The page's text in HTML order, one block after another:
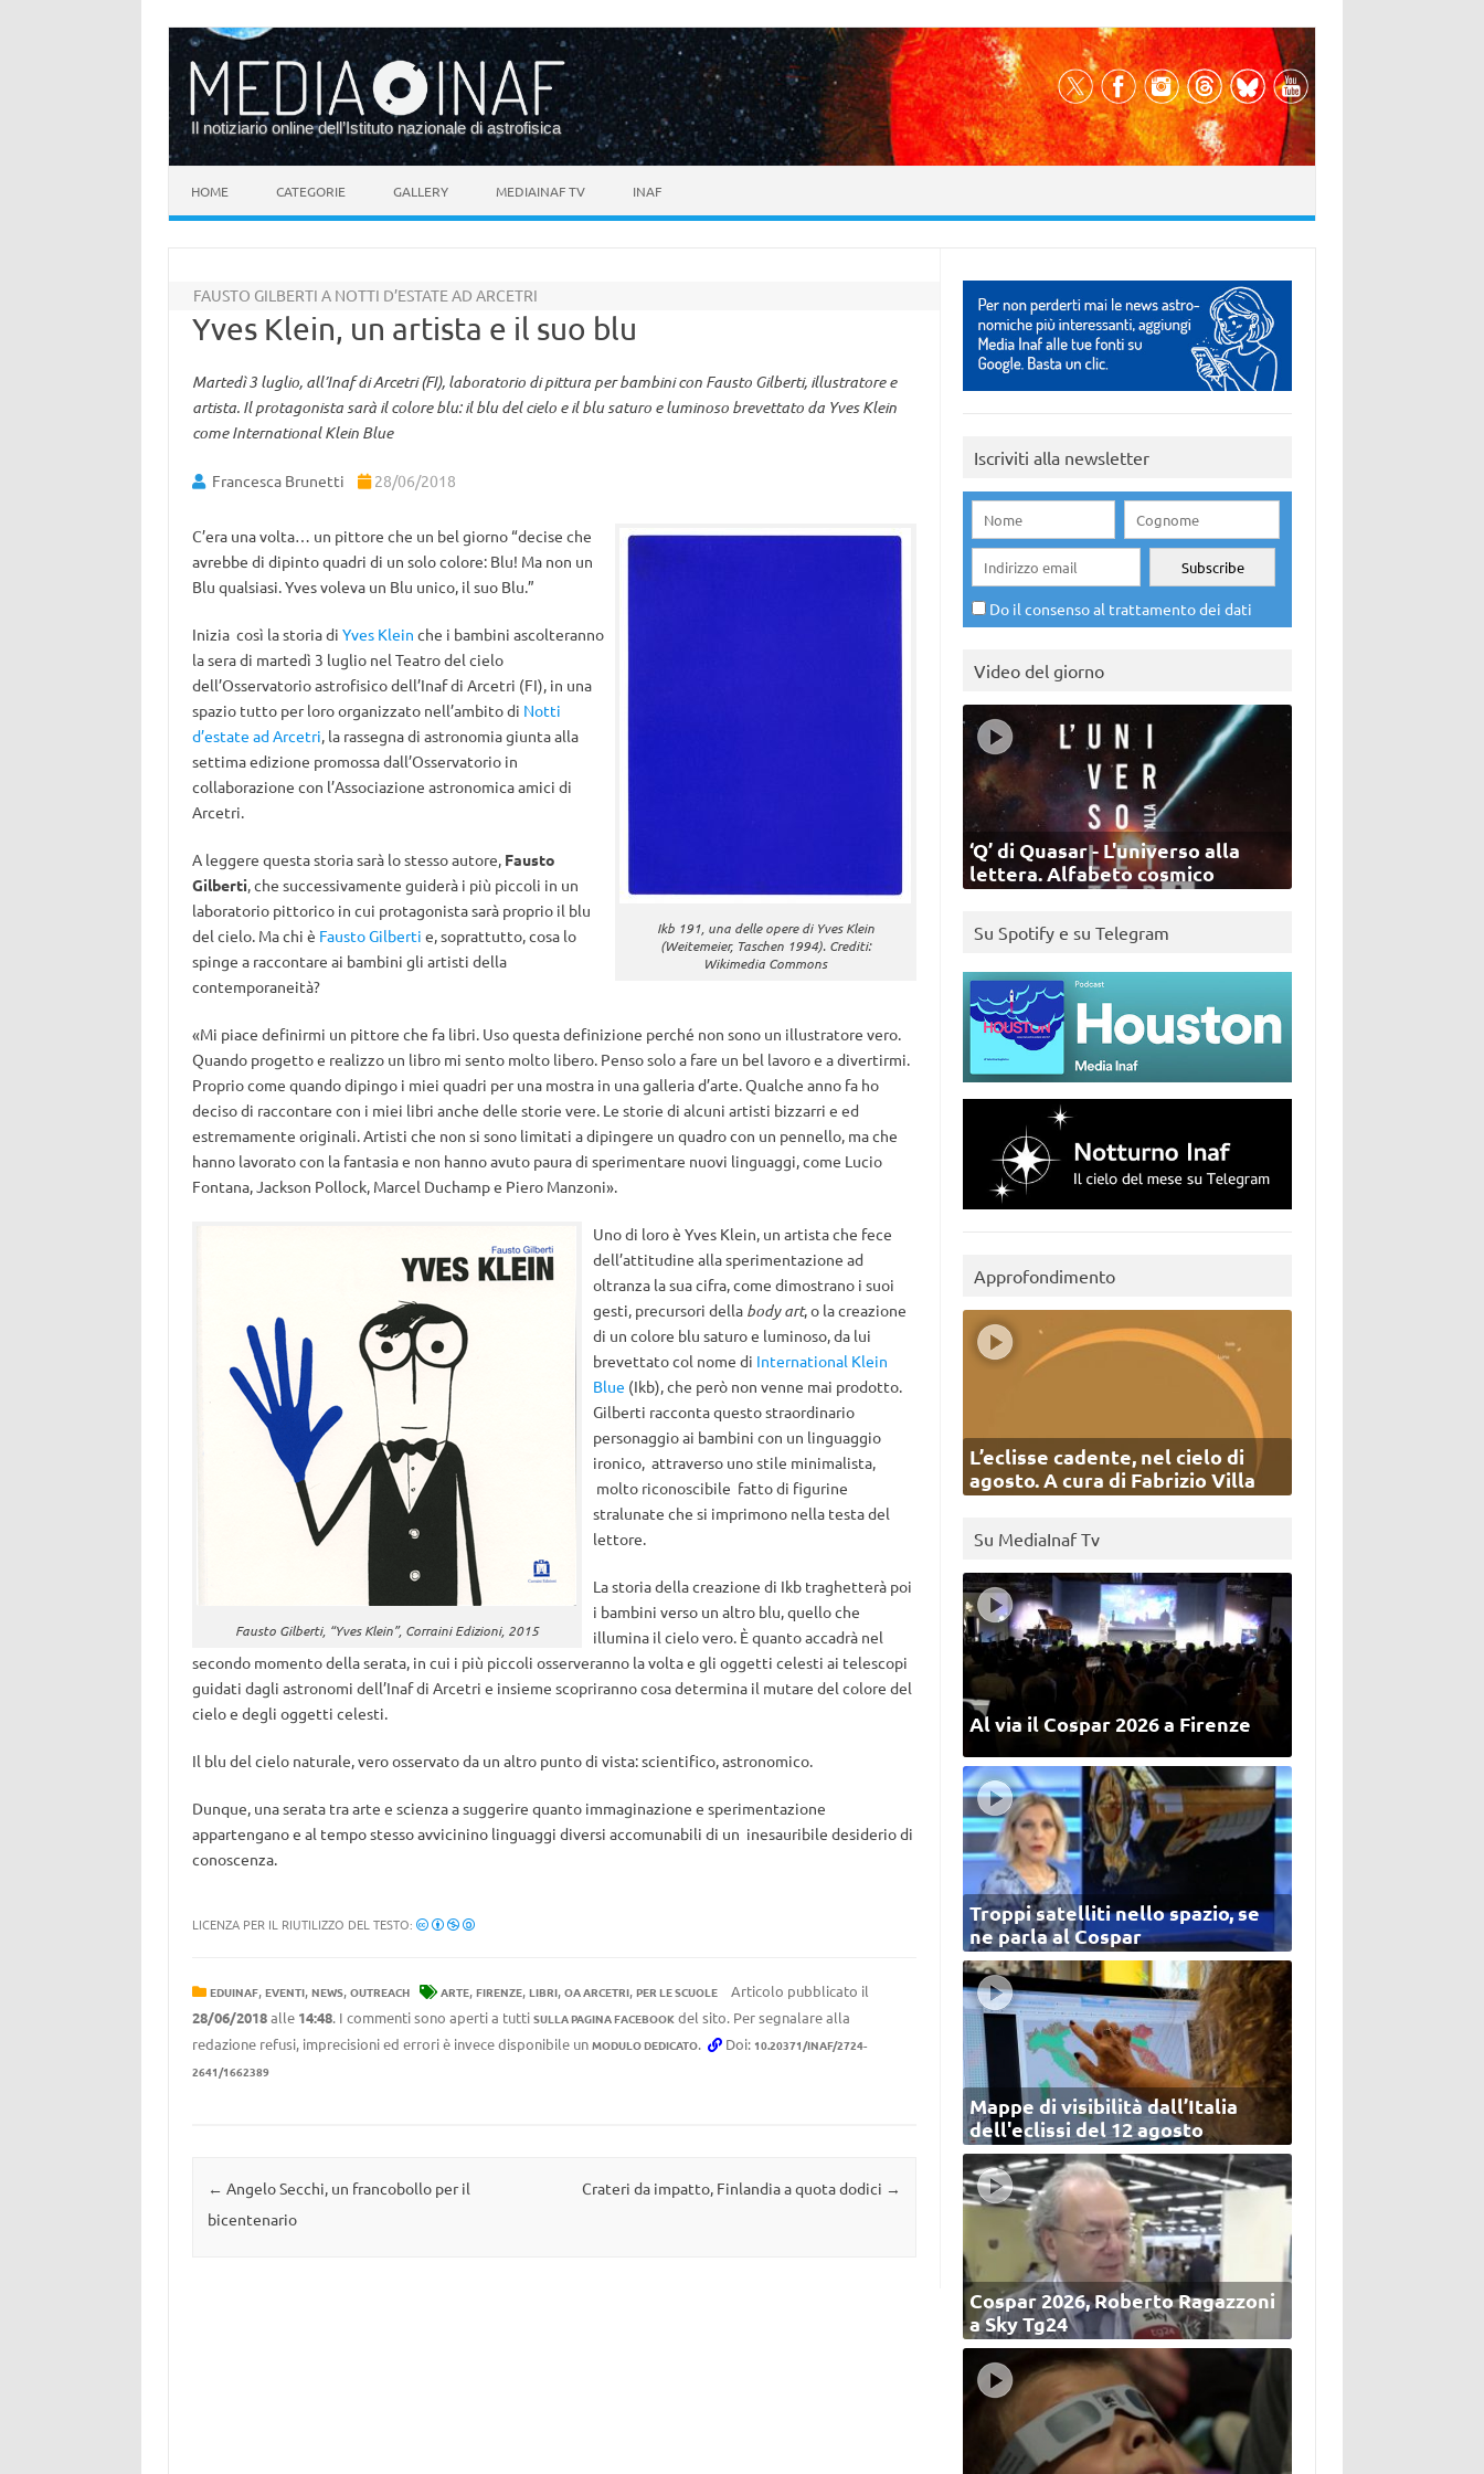
Il notiziario online dell’Istituto nazionale di astrofisica
HOME CATEGORIE GALLERY MEDIAINAF TV INAF
FAUSTO GILBERTI A NOTTI D’ESTATE AD ARCETRI
Yves Klein, un artista e il suo blu
Martedì 3 luglio, all’Inaf di Arcetri (FI), laboratorio di pittura per bambini con Fausto Gilberti, illustratore e
artista. Il protagonista sarà il colore blu: il blu del cielo e il blu saturo e luminoso brevettato da Yves Klein
come International Klein Blue
Francesca Brunetti 28/06/2018
Ikb 191, una delle opere di Yves Klein
(Weitemeier, Taschen 1994). Crediti:
Wikimedia Commons
C’era una volta… un pittore che un bel giorno “decise che
avrebbe di dipinto quadri di un solo colore: Blu! Ma non un
Blu qualsiasi. Yves voleva un Blu unico, il suo Blu.”
Inizia così la storia di Yves Klein che i bambini ascolteranno
la sera di martedì 3 luglio nel Teatro del cielo
dell’Osservatorio astrofisico dell’Inaf di Arcetri (FI), in una
spazio tutto per loro organizzato nell’ambito di Notti
d’estate ad Arcetri, la rassegna di astronomia giunta alla
settima edizione promossa dall’Osservatorio in
collaborazione con l’Associazione astronomica amici di
Arcetri.
A leggere questa storia sarà lo stesso autore, Fausto
Gilberti, che successivamente guiderà i più piccoli in un
laboratorio pittorico in cui protagonista sarà proprio il blu
del cielo. Ma chi è Fausto Gilberti e, soprattutto, cosa lo
spinge a raccontare ai bambini gli artisti della
contemporaneità?
«Mi piace definirmi un pittore che fa libri. Uso questa definizione perché non sono un illustratore vero.
Quando progetto e realizzo un libro mi sento molto libero. Penso solo a fare un bel lavoro e a divertirmi.
Proprio come quando dipingo i miei quadri per una mostra in una galleria d’arte. Qualche anno fa ho
deciso di raccontare con i miei libri anche delle storie vere. Le storie di alcuni artisti bizzarri e ed
estremamente originali. Artisti che non si sono limitati a dipingere un quadro con un pennello, ma che
hanno lavorato con la fantasia e non hanno avuto paura di sperimentare nuovi linguaggi, come Lucio
Fontana, Jackson Pollock, Marcel Duchamp e Piero Manzoni».
Fausto Gilberti, “Yves Klein”, Corraini Edizioni, 2015
Uno di loro è Yves Klein, un artista che fece
dell’attitudine alla sperimentazione ad
oltranza la sua cifra, come dimostrano i suoi
gesti, precursori della body art, o la creazione
di un colore blu saturo e luminoso, da lui
brevettato col nome di International Klein
Blue (Ikb), che però non venne mai prodotto.
Gilberti racconta questo straordinario
personaggio ai bambini con un linguaggio
ironico, attraverso uno stile minimalista,
molto riconoscibile fatto di figurine
stralunate che si imprimono nella testa del
lettore.
La storia della creazione di Ikb traghetterà poi
i bambini verso un altro blu, quello che
illumina il cielo vero. È quanto accadrà nel
secondo momento della serata, in cui i più piccoli osserveranno la volta e gli oggetti celesti ai telescopi
guidati dagli astronomi dell’Inaf di Arcetri e insieme scopriranno cosa determina il mutare del colore del
cielo e degli oggetti celesti.
Il blu del cielo naturale, vero osservato da un altro punto di vista: scientifico, astronomico.
Dunque, una serata tra arte e scienza a suggerire quanto immaginazione e sperimentazione
appartengano e al tempo stesso avvicinino linguaggi diversi accomunabili di un inesauribile desiderio di
conoscenza.
LICENZA PER IL RIUTILIZZO DEL TESTO:
EDUINAF, EVENTI, NEWS, OUTREACH ARTE, FIRENZE, LIBRI, OA ARCETRI, PER LE SCUOLE
Articolo pubblicato il
28/06/2018alle 14:48. I commenti sono aperti a tutti SULLA PAGINA FACEBOOKdel sito. Per segnalare alla
redazione refusi, imprecisioni ed errori è invece disponibile un MODULO DEDICATO. Doi: 10.20371/INAF/2724-
2641/1662389
Navigazione articolo
← Angelo Secchi, un francobollo per il
bicentenario
Crateri da impatto, Finlandia a quota dodici →
Iscriviti alla newsletter
Do il consenso al trattamento dei dati
Video del giorno
‘Q’ di Quasar - L'universo alla
lettera. Alfabeto cosmico
Su Spotify e su Telegram
Approfondimento
L’eclisse cadente, nel cielo di
agosto. A cura di Fabrizio Villa
Su MediaInaf Tv
Al via il Cospar 2026 a Firenze
Troppi satelliti nello spazio, se
ne parla al Cospar
Mappe di visibilità dall’Italia
dell'eclissi del 12 agosto
Cospar 2026, Roberto Ragazzoni
a Sky Tg24